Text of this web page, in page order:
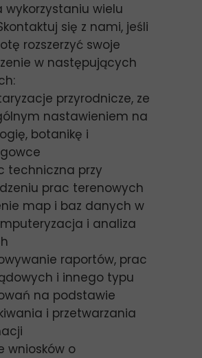
wykorzystaniu wielu
się z nami, jeśli
rozszerzyć swoje
w następujących
przyrodnicze, ze
nastawieniem na
botanikę i
techniczna przy
prac terenowych
map i baz danych w
i analiza
raportów, prac
i innego typu
na podstawie
i przetwarzania
wniosków o